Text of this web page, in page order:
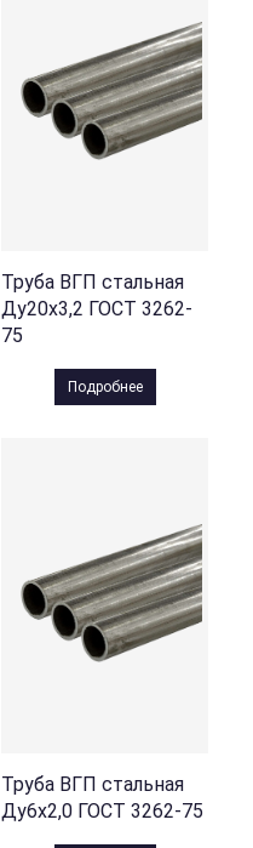
Труба ВГП стальная
Ду20х3,2 ГОСТ 3262-
75
Подробнее
Труба ВГП стальная
Ду6х2,0 ГОСТ 3262-75